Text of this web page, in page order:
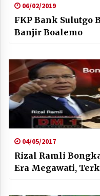
06/02/2019
FKP Bank Sulutgo
Banjir Boalemo
04/05/2017
Rizal Ramli
Era Megawati,